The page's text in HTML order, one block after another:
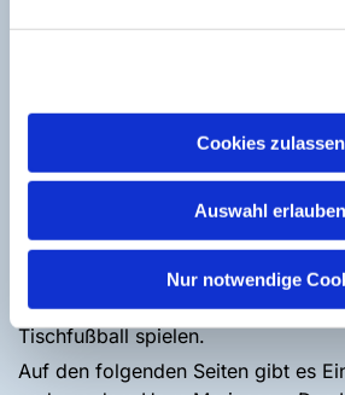
Cookies zulassen
Auswahl erlauben
Nur notwendige
Gruppenräume zur Verfügung Eine
diverse Möglichkeiten der
ausgestattet. Ausreichend modern
und WC-Räume sind auf jedem
vorhanden.außerdem ein Klavier,
diverse Liederbücher. Nebenan im
können Feriengäste ungestört
Tischfußball spielen.
Auf den folgenden Seiten gibt es